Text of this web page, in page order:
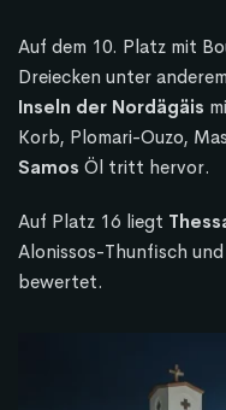
Auf dem 10. Platz mit
Dreiecken unter
Inseln der Nordägäis
Korb, Plomari-Ouzo,
Samos Öl tritt hervor.
Auf Platz 16 liegt
Alonissos-Thunfisch
bewertet.